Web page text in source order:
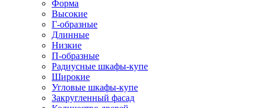
Форма
Высокие
Г-образные
Длинные
Низкие
П-образные
Радиусные шкафы-купе
Широкие
Угловые шкафы-купе
Закругленный фасад